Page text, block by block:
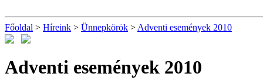
Főoldal > Híreink > Ünnepkörök > Adventi események 2010
Adventi események 2010